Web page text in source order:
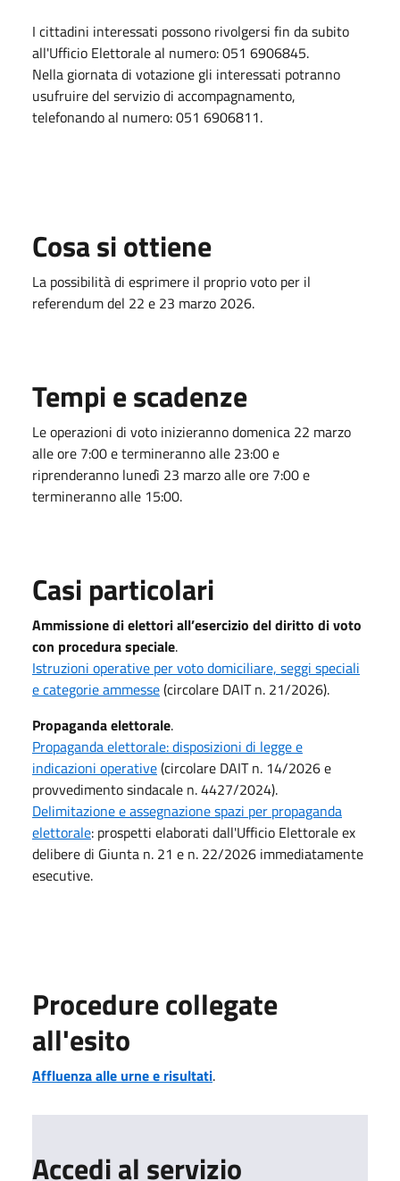
I cittadini interessati possono rivolgersi fin da subito
all'Ufficio Elettorale al numero: 051 6906845.
Nella giornata di votazione gli interessati potranno
usufruire del servizio di accompagnamento,
telefonando al numero: 051 6906811.
Cosa si ottiene
La possibilità di esprimere il proprio voto per il
referendum del 22 e 23 marzo 2026.
Tempi e scadenze
Le operazioni di voto inizieranno domenica 22 marzo
alle ore 7:00 e termineranno alle 23:00 e
riprenderanno lunedì 23 marzo alle ore 7:00 e
termineranno alle 15:00.
Casi particolari
Ammissione di elettori all’esercizio del diritto di voto
con procedura speciale.
Istruzioni operative per voto domiciliare, seggi speciali
e categorie ammesse(circolare DAIT n. 21/2026).
Propaganda elettorale.
Propaganda elettorale: disposizioni di legge e
indicazioni operative(circolare DAIT n. 14/2026 e
provvedimento sindacale n. 4427/2024).
Delimitazione e assegnazione spazi per propaganda
elettorale: prospetti elaborati dall'Ufficio Elettorale ex
delibere di Giunta n. 21 e n. 22/2026 immediatamente
esecutive.
Procedure collegate
all'esito
Affluenza alle urne e risultati.
Accedi al servizio